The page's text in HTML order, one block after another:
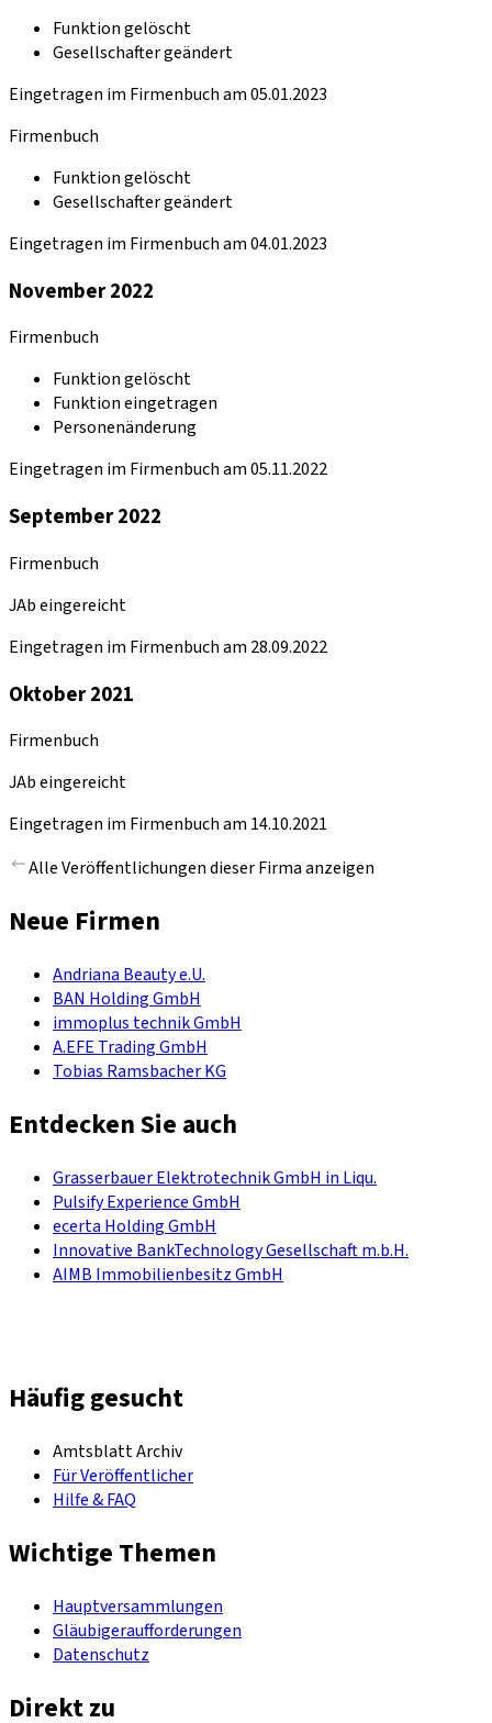
Funktion gelöscht
Gesellschafter geändert
Eingetragen im Firmenbuch am 05.01.2023
Firmenbuch
Funktion gelöscht
Gesellschafter geändert
Eingetragen im Firmenbuch am 04.01.2023
November 2022
Firmenbuch
Funktion gelöscht
Funktion eingetragen
Personenänderung
Eingetragen im Firmenbuch am 05.11.2022
September 2022
Firmenbuch
JAb eingereicht
Eingetragen im Firmenbuch am 28.09.2022
Oktober 2021
Firmenbuch
JAb eingereicht
Eingetragen im Firmenbuch am 14.10.2021
Alle Veröffentlichungen dieser Firma anzeigen
Neue Firmen
Andriana Beauty e.U.
BAN Holding GmbH
immoplus technik GmbH
A.EFE Trading GmbH
Tobias Ramsbacher KG
Entdecken Sie auch
Grasserbauer Elektrotechnik GmbH in Liqu.
Pulsify Experience GmbH
ecerta Holding GmbH
Innovative BankTechnology Gesellschaft m.b.H.
AIMB Immobilienbesitz GmbH
Häufig gesucht
Amtsblatt Archiv
Für Veröffentlicher
Hilfe & FAQ
Wichtige Themen
Hauptversammlungen
Gläubigeraufforderungen
Datenschutz
Direkt zu